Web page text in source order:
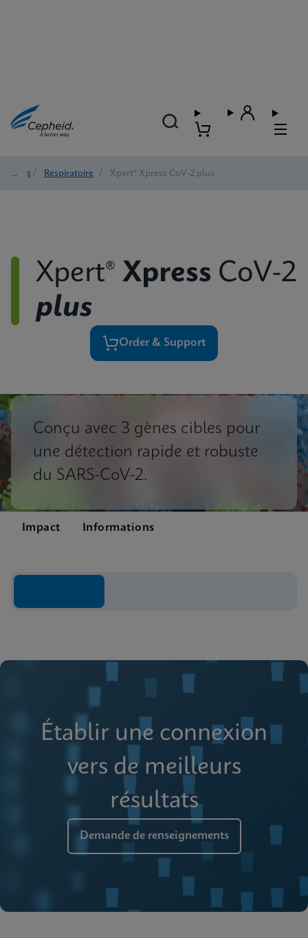
Tests / Respiratoire / Xpert® Xpress CoV-2 plus
Xpert® Xpress CoV-2
plus
Order & Support
Conçu avec 3 gènes cibles pour
une détection rapide et robuste
du SARS-CoV-2.
Impact Informations
Établir une connexion
vers de meilleurs
résultats
Demande de renseignements